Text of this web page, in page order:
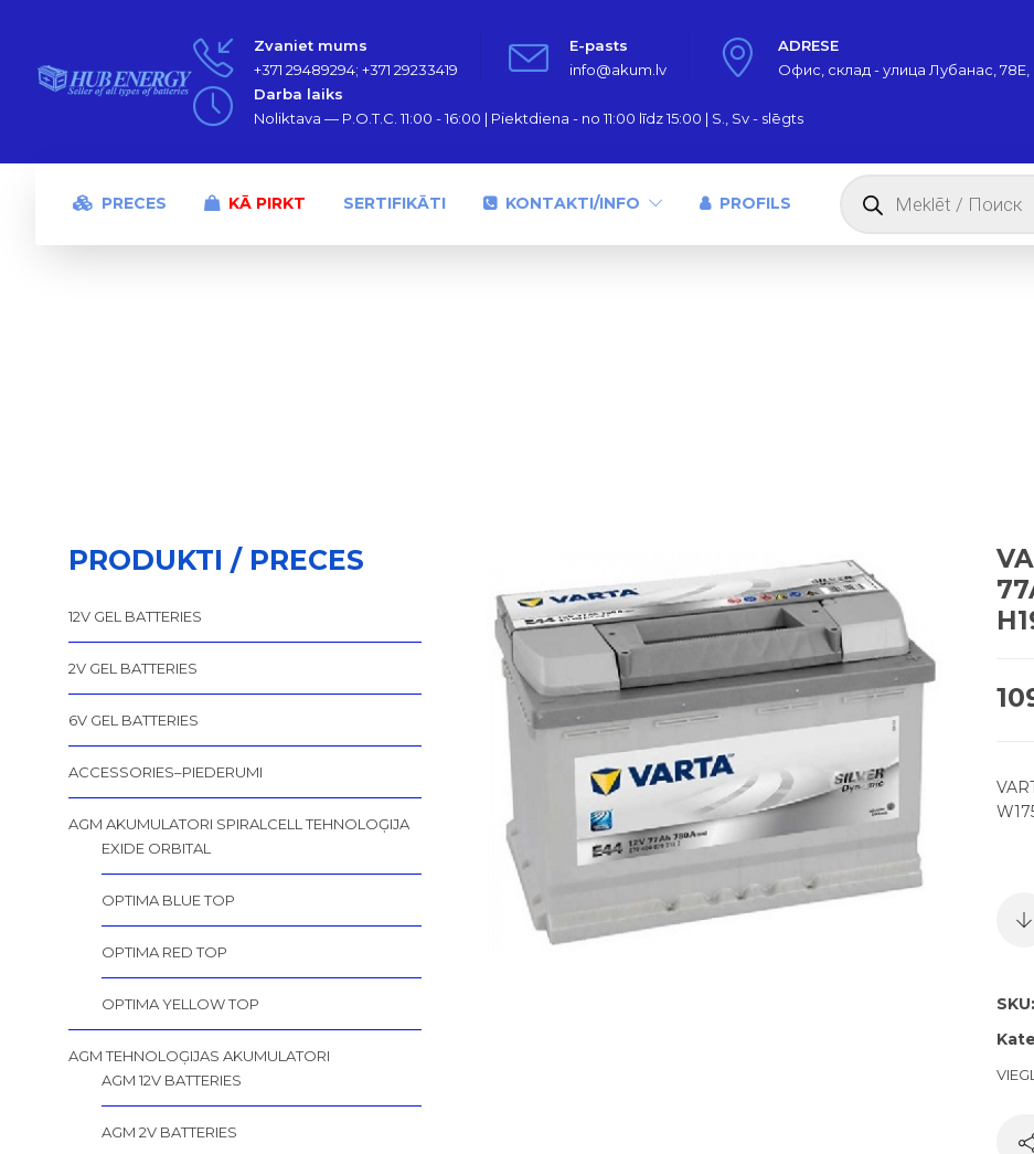
Zvaniet mums
+371 29489294; +371 29233419
E-pasts
info@akum.lv
ADRESE
Офис, склад - улица Лубанас, 78Е,
Darba laiks
Noliktava — P.O.T.C. 11:00 - 16:00 | Piektdiena - no 11:00 līdz 15:00 | S., Sv - slēgts
PRECES KĀ PIRKT SERTIFIKĀTI KONTAKTI/INFO PROFILS
Products
search
SKU:
PRODUKTI / PRECES
12V GEL BATTERIES
2V GEL BATTERIES
6V GEL BATTERIES
ACCESSORIES–PIEDERUMI
AGM AKUMULATORI SPIRALCELL TEHNOLOĢIJA
EXIDE ORBITAL
OPTIMA BLUE TOP
OPTIMA RED TOP
OPTIMA YELLOW TOP
AGM TEHNOLOĢIJAS AKUMULATORI
AGM 12V BATTERIES
AGM 2V BATTERIES